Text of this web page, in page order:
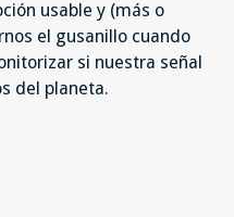
usable y (más o
el gusanillo cuando
si nuestra señal
del planeta.